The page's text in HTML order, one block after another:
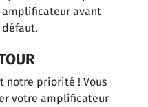
avant
notre priorité ! Vous
votre amplificateur